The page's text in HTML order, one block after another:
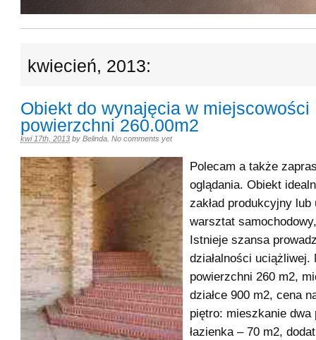
kwiecień, 2013:
Obiekt do wynajęcia w miejscowości
powierzchni 260.00m2
kwi 17th, 2013 by Belinda No comments yet
Polecam a także
oglądania. Obiekt
zakład produkcyjny lub
warsztat
Istnieje szansa
działalności uciążliwej.
powierzchni 260 m2,
działce 900 m2, cena
piętro: mieszkanie dwa
łazienka – 70 m2,